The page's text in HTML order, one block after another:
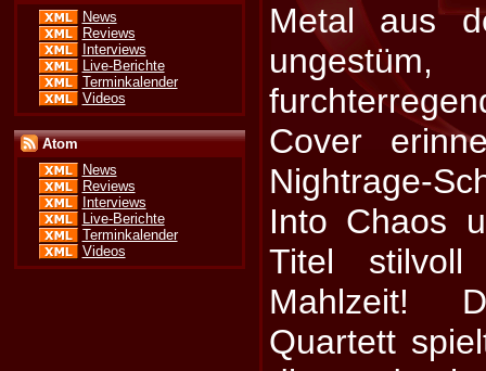
News
Reviews
Interviews
Live-Berichte
Terminkalender
Videos
Atom
News
Reviews
Interviews
Live-Berichte
Terminkalender
Videos
Metal aus
Cover
Nightrage-
Into Chaos
Titel stilvoll
Mahlzeit!
Quartett